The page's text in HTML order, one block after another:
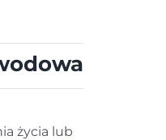
życia lub